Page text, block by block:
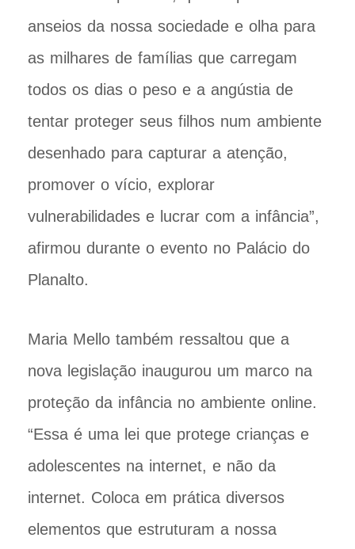
anseios da nossa sociedade e olha para
as milhares de famílias que carregam
todos os dias o peso e a angústia de
tentar proteger seus filhos num ambiente
desenhado para capturar a atenção,
promover o vício, explorar
vulnerabilidades e lucrar com a infância”,
afirmou durante o evento no Palácio do
Planalto.
Maria Mello também ressaltou que a
nova legislação inaugurou um marco na
proteção da infância no ambiente online.
“Essa é uma lei que protege crianças e
adolescentes na internet, e não da
internet. Coloca em prática diversos
elementos que estruturam a nossa